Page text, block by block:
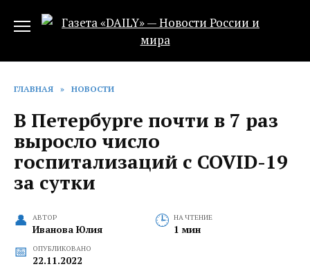
ГЛАВНАЯ » НОВОСТИ
В Петербурге почти в 7 раз
выросло число
госпитализаций с COVID-19
за сутки
АВТОР
Иванова Юлия
НА ЧТЕНИЕ
1 мин
ОПУБЛИКОВАНО
22.11.2022